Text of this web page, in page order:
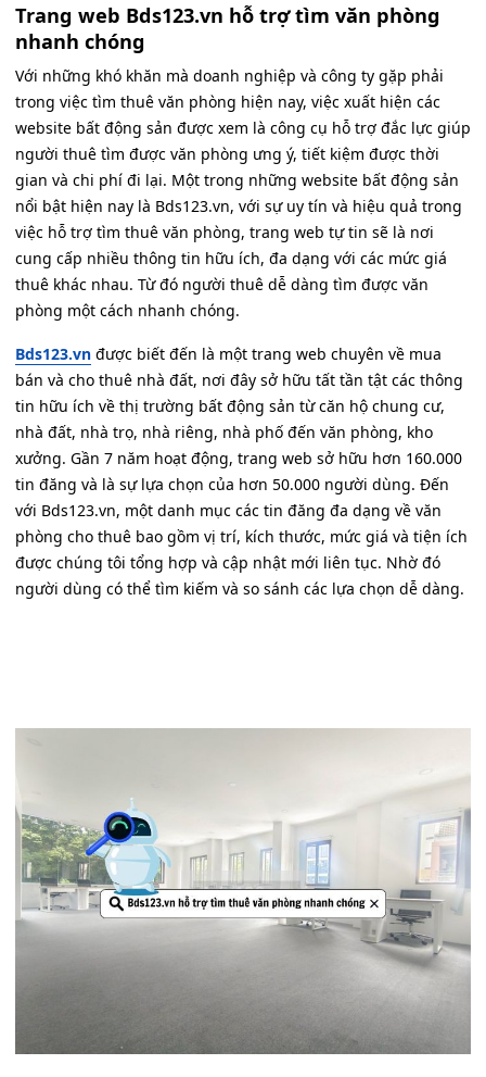
Trang web Bds123.vn hỗ trợ tìm văn phòng
nhanh chóng
Với những khó khăn mà doanh nghiệp và công ty gặp phải
trong việc tìm thuê văn phòng hiện nay, việc xuất hiện các
website bất động sản được xem là công cụ hỗ trợ đắc lực giúp
người thuê tìm được văn phòng ưng ý, tiết kiệm được thời
gian và chi phí đi lại. Một trong những website bất động sản
nổi bật hiện nay là Bds123.vn, với sự uy tín và hiệu quả trong
việc hỗ trợ tìm thuê văn phòng, trang web tự tin sẽ là nơi
cung cấp nhiều thông tin hữu ích, đa dạng với các mức giá
thuê khác nhau. Từ đó người thuê dễ dàng tìm được văn
phòng một cách nhanh chóng.
Bds123.vn được biết đến là một trang web chuyên về mua
bán và cho thuê nhà đất, nơi đây sở hữu tất tần tật các thông
tin hữu ích về thị trường bất động sản từ căn hộ chung cư,
nhà đất, nhà trọ, nhà riêng, nhà phố đến văn phòng, kho
xưởng. Gần 7 năm hoạt động, trang web sở hữu hơn 160.000
tin đăng và là sự lựa chọn của hơn 50.000 người dùng. Đến
với Bds123.vn, một danh mục các tin đăng đa dạng về văn
phòng cho thuê bao gồm vị trí, kích thước, mức giá và tiện ích
được chúng tôi tổng hợp và cập nhật mới liên tục. Nhờ đó
người dùng có thể tìm kiếm và so sánh các lựa chọn dễ dàng.